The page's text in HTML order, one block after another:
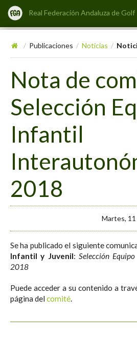
Real Federación Andaluza de Golf
/ Publicaciones / Noticias /
Nota de
Selección
Infantil
2018
Martes,
Se ha publicado el siguiente
Infantil y Juvenil: Selección
2018
Puede acceder a su contenido a
página delcomité